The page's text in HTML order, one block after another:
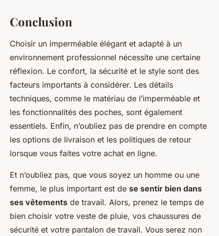
Conclusion
Choisir un imperméable élégant et adapté à un
environnement professionnel nécessite une certaine
réflexion. Le confort, la sécurité et le style sont des
facteurs importants à considérer. Les détails
techniques, comme le matériau de l’imperméable et
les fonctionnalités des poches, sont également
essentiels. Enfin, n’oubliez pas de prendre en compte
les options de livraison et les politiques de retour
lorsque vous faites votre achat en ligne.
Et n’oubliez pas, que vous soyez un homme ou une
femme, le plus important est de se sentir bien dans
ses vêtements de travail. Alors, prenez le temps de
bien choisir votre veste de pluie, vos chaussures de
sécurité et votre pantalon de travail. Vous serez non